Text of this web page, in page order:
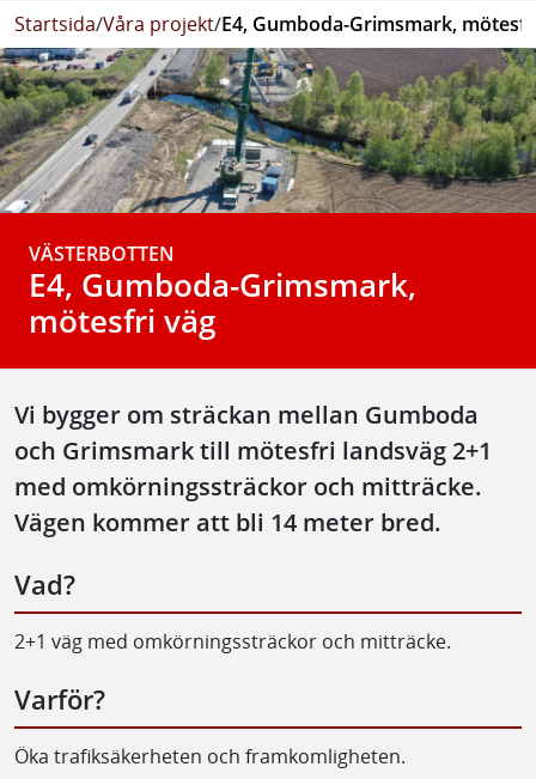
Startsida/Våra projekt/E4, Gumboda-Grimsmark,
VÄSTERBOTTEN
E4, Gumboda-Grimsmark,
mötesfri väg
Vi bygger om sträckan mellan Gumboda
och Grimsmark till mötesfri landsväg 2+1
med omkörningssträckor och mitträcke.
Vägen kommer att bli 14 meter bred.
Vad?
2+1 väg med omkörningssträckor och mitträcke.
Varför?
Öka trafiksäkerheten och framkomligheten.